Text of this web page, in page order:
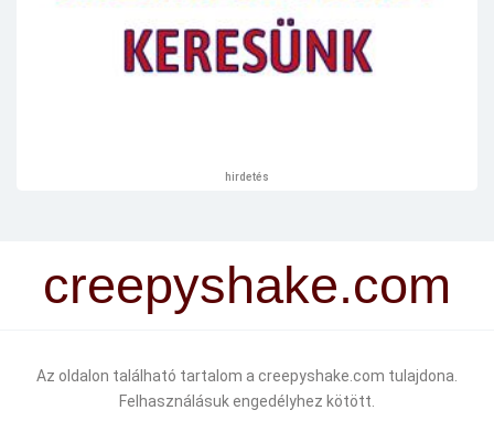
hirdetés
creepyshake.com
Az oldalon található tartalom a creepyshake.com tulajdona.
Felhasználásuk engedélyhez kötött.